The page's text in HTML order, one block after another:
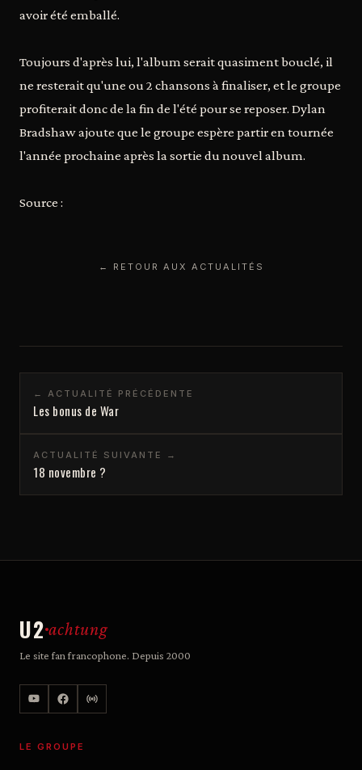
avoir été emballé.
Toujours d'après lui, l'album serait quasiment bouclé, il
ne resterait qu'une ou 2 chansons à finaliser, et le groupe
profiterait donc de la fin de l'été pour se reposer. Dylan
Bradshaw ajoute que le groupe espère partir en tournée
l'année prochaine après la sortie du nouvel album.
Source :
← RETOUR AUX ACTUALITÉS
← ACTUALITÉ PRÉCÉDENTE
Les bonus de War
ACTUALITÉ SUIVANTE →
18 novembre ?
U2 achtung
Le site fan francophone. Depuis 2000
LE GROUPE